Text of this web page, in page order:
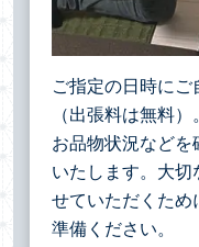
ご指定の日時に
（出張料は無料）
お品物状況など
いたします。大切
せていただくため
準備ください。